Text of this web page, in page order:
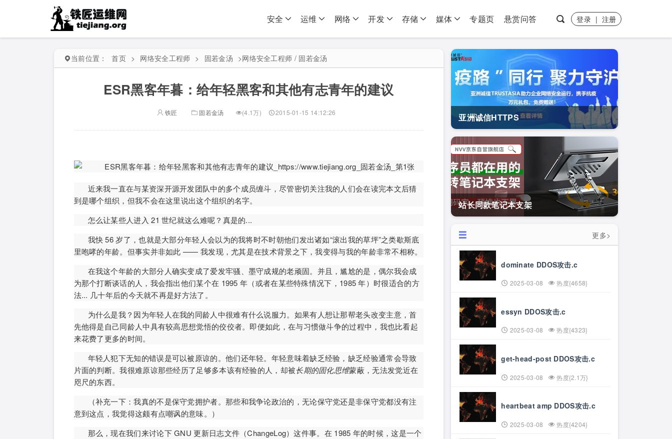
安全 运维 网络 开发 存储 媒体 专题页 悬赏问答 登录 | 注册
当前位置： 首页 > 网络安全工程师 > 固若金汤 >网络安全工程师 / 固若金汤
ESR黑客年暮：给年轻黑客和其他有志青年的建议
铁匠 固若金汤 (4.1万) 2015-01-15 14:12:26
近来我一直在与某资深开源开发团队中的多个成员缠斗，尽管密切关注我的人们会在读完本文后猜
到是哪个组织，但我不会在这里说出这个组织的名字。
怎么让某些人进入 21 世纪就这么难呢？真是的...
我快 56 岁了，也就是大部分年轻人会以为的我将时不时朝他们发出诸如“滚出我的草坪”之类歇斯底
里咆哮的年龄。但事实并非如此 —— 我发现，尤其是在技术背景之下，我变得与我的年龄非常不相称。
在我这个年龄的大部分人确实变成了爱发牢骚、墨守成规的老顽固。并且，尴尬的是，偶尔我会成
为那个打断谈话的人，我会指出他们某个在 1995 年（或者在某些特殊情况下，1985 年）时很适合的方
法... 几十年后的今天就不再是好方法了。
为什么是我？因为年轻人在我的同龄人中很难有什么说服力。如果有人想让那帮老头改变主意，首
先他得是自己同龄人中具有较高思想觉悟的佼佼者。即便如此，在与习惯做斗争的过程中，我也比看起
来花费了更多的时间。
年轻人犯下无知的错误是可以被原谅的。他们还年轻。年轻意味着缺乏经验，缺乏经验通常会导致
片面的判断。我很难原谅那些经历了足够多本该有经验的人，却被长期的固化思维蒙蔽，无法发觉近在
咫尺的东西。
（补充一下：我真的不是保守党拥护者。那些和我争论政治的，无论保守党还是非保守党都没有注
意到这点，我觉得这颇有点嘲讽的意味。）
那么，现在我们来讨论下 GNU 更新日志文件（ChangeLog）这件事。在 1985 年的时候，这是一个
亚洲诚信HTTPS
站长同款笔记本支架
更多>
dominate DDOS攻击.c
2025-03-08 热度{4658}
essyn DDOS攻击.c
2025-03-08 热度{4323}
get-head-post DDOS攻击.c
2025-03-08 热度{2.1万}
heartbeat amp DDOS攻击.c
2025-03-08 热度{4204}